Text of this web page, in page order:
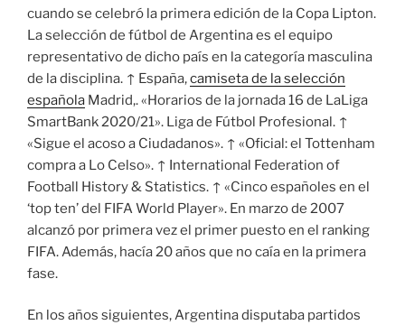
cuando se celebró la primera edición de la Copa Lipton.
La selección de fútbol de Argentina es el equipo
representativo de dicho país en la categoría masculina
de la disciplina. ↑ España,camiseta de la selección
española Madrid,. «Horarios de la jornada 16 de LaLiga
SmartBank 2020/21». Liga de Fútbol Profesional. ↑
«Sigue el acoso a Ciudadanos». ↑ «Oficial: el Tottenham
compra a Lo Celso». ↑ International Federation of
Football History & Statistics. ↑ «Cinco españoles en el
‘top ten’ del FIFA World Player». En marzo de 2007
alcanzó por primera vez el primer puesto en el ranking
FIFA. Además, hacía 20 años que no caía en la primera
fase.
En los años siguientes, Argentina disputaba partidos